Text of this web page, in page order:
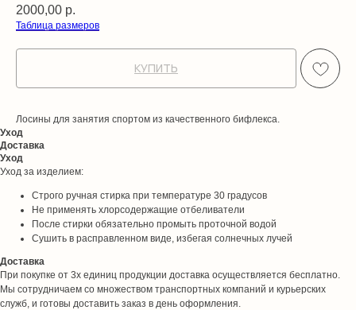
2000,00 р.
Таблица размеров
КУПИТЬ
Лосины для занятия спортом из качественного бифлекса.
Уход
Доставка
Уход
Уход за изделием:
Строго ручная стирка при температуре 30 градусов
Не применять хлорсодержащие отбеливатели
После стирки обязательно промыть проточной водой
Сушить в расправленном виде, избегая солнечных лучей
Доставка
При покупке от 3х единиц продукции доставка осуществляется бесплатно.
Мы сотрудничаем со множеством транспортных компаний и курьерских
служб, и готовы доставить заказ в день оформления.